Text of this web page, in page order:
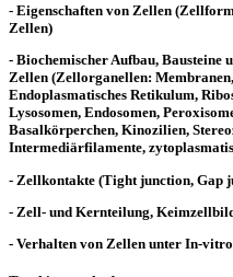
- Eigenschaften von Zellen
Zellen)
- Biochemischer Aufbau, Bausteine
Zellen (Zellorganellen:
Endoplasmatisches Retikulum,
Lysosomen, Endosomen,
Basalkörperchen, Kinozilien,
Intermediärfilamente,
- Zellkontakte (Tight junction, Gap
- Zell- und Kernteilung,
- Verhalten von Zellen unter In-